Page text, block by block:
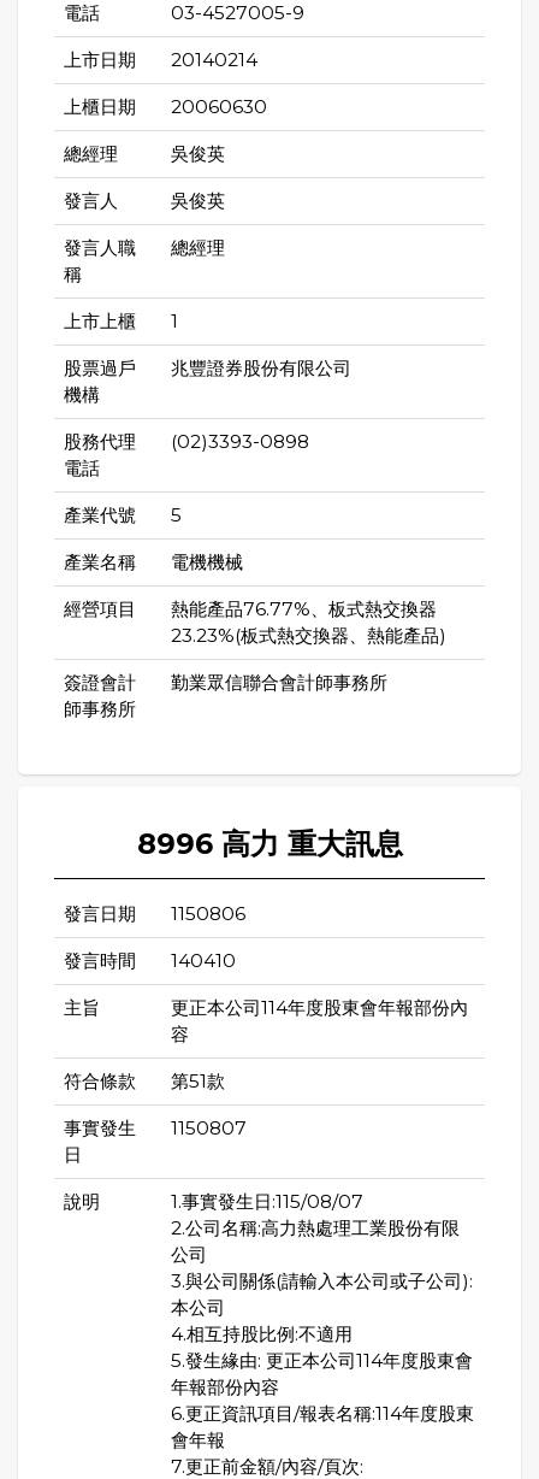
電話 03-4527005-9
上市日期 20140214
上櫃日期 20060630
總經理 吳俊英
發言人 吳俊英
發言人職
稱
總經理
上市上櫃 1
股票過戶
機構
兆豐證券股份有限公司
股務代理
電話
(02)3393-0898
產業代號 5
產業名稱 電機機械
經營項目
熱能產品76.77%、板式熱交換器
23.23%(板式熱交換器、熱能產品)
簽證會計
師事務所
勤業眾信聯合會計師事務所
8996 高力 重大訊息
發言日期 1150806
發言時間 140410
主旨
更正本公司114年度股東會年報部份內
容
符合條款 第51款
事實發生
日
1150807
說明
1.事實發生日:115/08/07
2.公司名稱:高力熱處理工業股份有限
公司
3.與公司關係(請輸入本公司或子公司):
本公司
4.相互持股比例:不適用
5.發生緣由: 更正本公司114年度股東會
年報部份內容
6.更正資訊項目/報表名稱:114年度股東
會年報
7.更正前金額/內容/頁次: